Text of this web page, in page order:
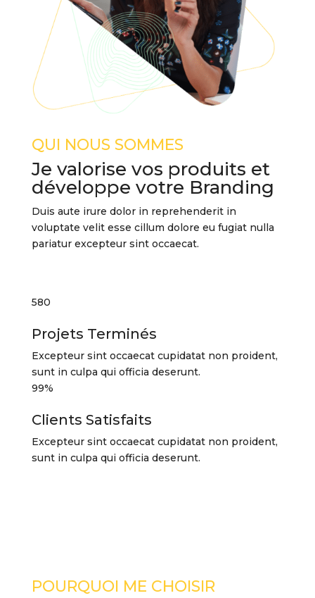
QUI NOUS SOMMES
Je valorise vos produits et
développe votre Branding
Duis aute irure dolor in reprehenderit in
voluptate velit esse cillum dolore eu fugiat nulla
pariatur excepteur sint occaecat.
580
Projets Terminés
Excepteur sint occaecat cupidatat non proident,
sunt in culpa qui officia deserunt.
99%
Clients Satisfaits
Excepteur sint occaecat cupidatat non proident,
sunt in culpa qui officia deserunt.
POURQUOI ME CHOISIR